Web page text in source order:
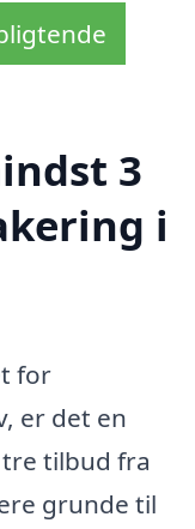
3
i
for
er det en
tilbud fra
grunde til